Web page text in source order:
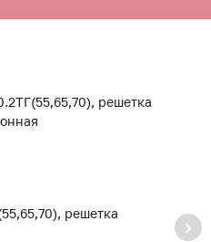
решетка